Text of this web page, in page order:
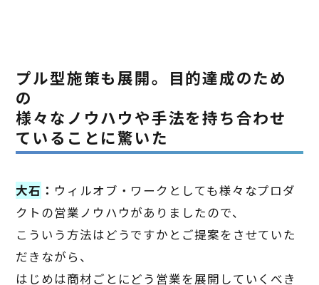
プル型施策も展開。目的達成のため
の
様々なノウハウや手法を持ち合わせ
ていることに驚いた
大石 ： ウィルオブ・ワークとしても様々なプロダ
クトの営業ノウハウがありましたので、
こういう方法はどうですかとご提案をさせていた
だきながら、
はじめは商材ごとにどう営業を展開していくべき